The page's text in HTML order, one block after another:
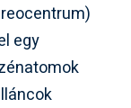
egy